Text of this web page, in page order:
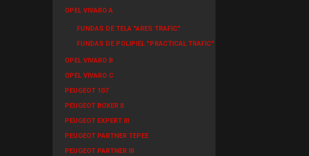
OPEL VIVARO A
FUNDAS DE TELA "ARES TRAFIC"
FUNDAS DE POLIPIEL "PRACTICAL TRAFIC"
OPEL VIVARO B
OPEL VIVARO C
PEUGEOT 107
PEUGEOT BOXER II
PEUGEOT EXPERT III
PEUGEOT PARTNER TEPEE
PEUGEOT PARTNER III